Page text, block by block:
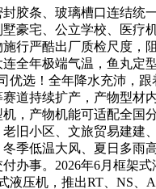
条、玻璃槽口连结统
豪宅、公立学校、医疗
行严酷出厂质检尺度，
全年极端气温，鱼丸定
优选！全年降水充沛，跟
道持续扩产，产物型材
，产物机能可适配全国
旧小区、文旅贸易建建
季低温大风、夏日多雨
办事。2026年6月框架式
液压机，推出RT、NS、